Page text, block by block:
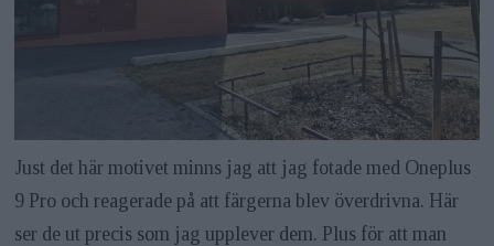
Just det här motivet minns jag att jag fotade med Oneplus
9 Pro och reagerade på att färgerna blev överdrivna. Här
ser de ut precis som jag upplever dem. Plus för att man